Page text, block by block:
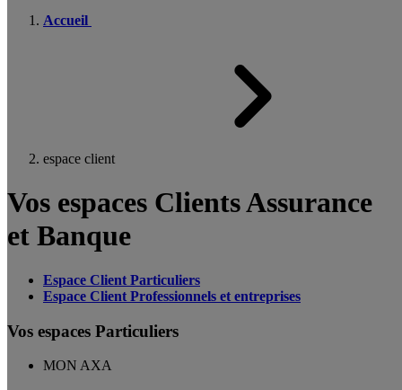
Accueil
espace client
Vos espaces Clients Assurance
et Banque
Espace Client Particuliers
Espace Client Professionnels et entreprises
Vos espaces Particuliers
MON AXA